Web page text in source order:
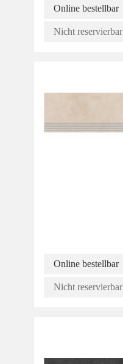
Online bestellbar
Nicht reservierbar
Online bestellbar
Nicht reservierbar